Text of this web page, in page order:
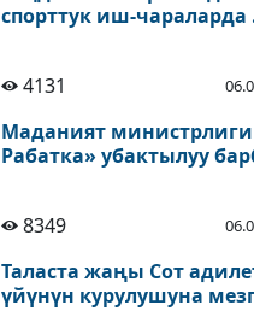
спорттук иш-чараларда
4131
Маданият
Рабатка» убактылуу
8349
Таласта жаңы Сот
үйүнүн курулушуна